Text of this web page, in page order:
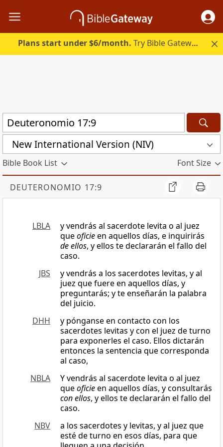
Plans start under $6/month. Try Bible Gateway Plus.
New International Version (NIV)
Bible Book List Font Size
DEUTERONOMIO 17:9
LBLA
y vendrás al sacerdote levita o al juez
queoficieen aquellos días, e inquirirás
de ellos, y ellos te declararán el fallo del
caso.
JBS
y vendrás a los sacerdotes levitas, y al
juez que fuere en aquellos días, y
preguntarás; y te enseñarán la palabra
del juicio.
DHH
y pónganse en contacto con los
sacerdotes levitas y con el juez de turno
para exponerles el caso. Ellos dictarán
entonces la sentencia que corresponda
al caso,
NBLA
Y vendrás al sacerdote levita o al juez
queoficieen aquellos días, y consultarás
con ellos, y ellos te declararán el fallo del
caso.
NBV
a los sacerdotes y levitas, y al juez que
esté de turno en esos días, para que